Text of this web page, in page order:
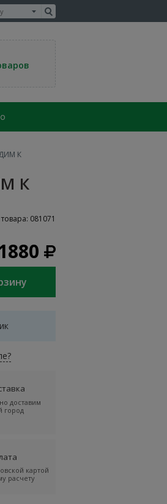
К
К
081071
доставим
город
картой
расчету